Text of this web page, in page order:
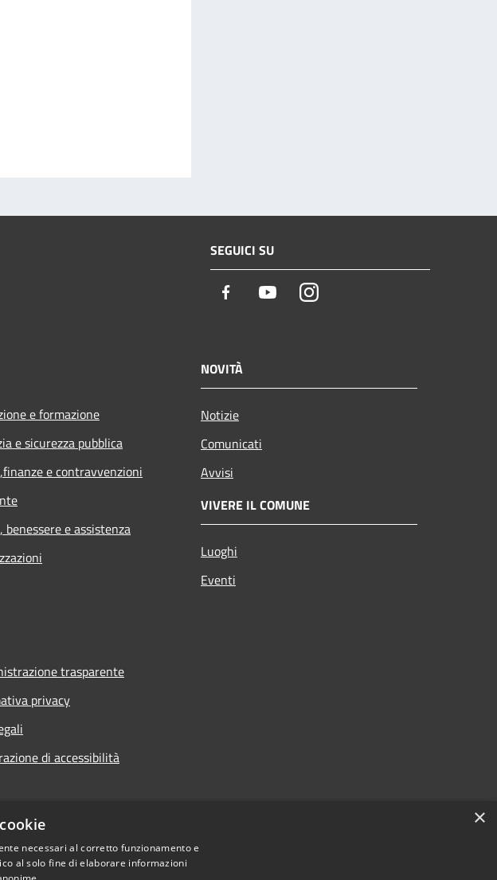
SEGUICI SU
Facebook YoutubeInstagram
e formazione
e sicurezza pubblica
e contravvenzioni
benessere e assistenza
NOVITÀ
Notizie
Comunicati
Avvisi
VIVERE IL COMUNE
Luoghi
Eventi
trasparente
privacy
di accessibilità
×
necessari al corretto funzionamento e
al solo fine di elaborare informazioni